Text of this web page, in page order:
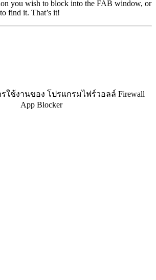
you wish to block into the FAB window, or
find it. That’s it!
ใช้งานของ โปรแกรมไฟร์วอลล์ Firewall
App Blocker